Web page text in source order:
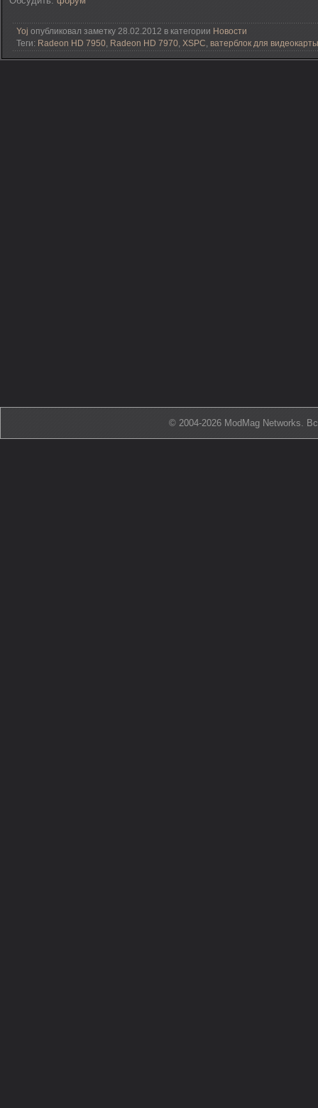
Yoj опубликовал заметку 28.02.2012 в категории Новости
Теги: Radeon HD 7950, Radeon HD 7970, XSPC, ватерблок для видеокарты
© 2004-2026 ModMag Networks.